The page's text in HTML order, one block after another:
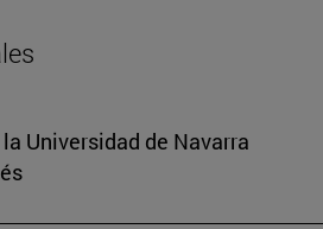
Universidad de Navarra